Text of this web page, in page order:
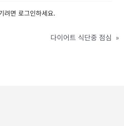
려면 로그인하세요.
다이어트 식단중 점심 »